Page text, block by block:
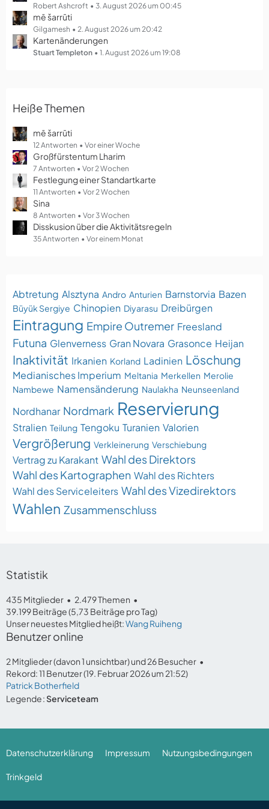
g
e
Robert Ashcroft 3. August 2026 um 00:45
mē šarrūti
Gilgamesh 2. August 2026 um 20:42
Kartenänderungen
Stuart Templeton 1. August 2026 um 19:08
Heiße Themen
mē šarrūti
12 Antworten Vor einer Woche
Großfürstentum Lharim
7 Antworten Vor 2 Wochen
Festlegung einer Standartkarte
11 Antworten Vor 2 Wochen
Sina
8 Antworten Vor 3 Wochen
Disskusion über die Aktivitätsregeln
35 Antworten Vor einem Monat
Abtretung Alsztyna Andro Anturien Barnstorvia Bazen
Büyük Sergiye Chinopien Diyarasu Dreibürgen
Eintragung Empire Outremer Freesland
Futuna Glenverness Gran Novara Grasonce Heijan
Inaktivität Irkanien Korland Ladinien Löschung
Medianisches Imperium Meltania Merkellen Merolie
Nambewe Namensänderung Naulakha Neunseenland
Nordhanar Nordmark Reservierung
Stralien Teilung Tengoku Turanien Valorien
Vergrößerung Verkleinerung Verschiebung
Vertrag zu Karakant Wahl des Direktors
Wahl des Kartographen Wahl des Richters
Wahl des Serviceleiters Wahl des Vizedirektors
Wahlen Zusammenschluss
Statistik
435 Mitglieder
2.479 Themen
39.199 Beiträge (5,73 Beiträge pro Tag)
Unser neuestes Mitglied heißt:Wang Ruiheng
Benutzer online
2 Mitglieder (davon 1 unsichtbar) und 26 Besucher
Rekord: 11 Benutzer (19. Februar 2026 um 21:52)
Patrick Botherfield
Legende Serviceteam
Datenschutzerklärung Impressum Nutzungsbedingungen
Trinkgeld